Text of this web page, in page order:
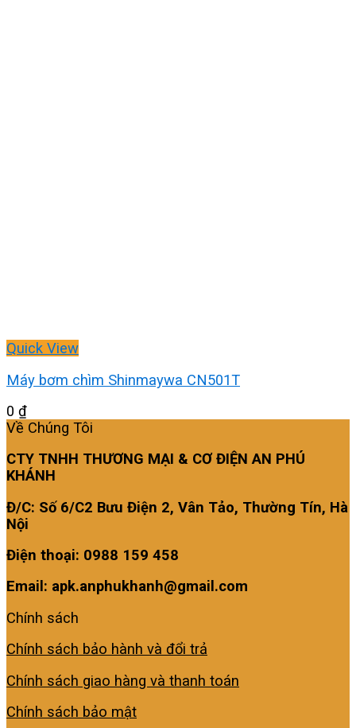
Quick View
Máy bơm chìm Shinmaywa CN501T
0 ₫
Về Chúng Tôi
CTY TNHH THƯƠNG MẠI & CƠ ĐIỆN AN PHÚ
KHÁNH
Đ/C: Số 6/C2 Bưu Điện 2, Vân Tảo, Thường Tín, Hà
Nội
Điện thoại: 0988 159 458
Email: apk.anphukhanh@gmail.com
Chính sách
Chính sách bảo hành và đổi trả
Chính sách giao hàng và thanh toán
Chính sách bảo mật